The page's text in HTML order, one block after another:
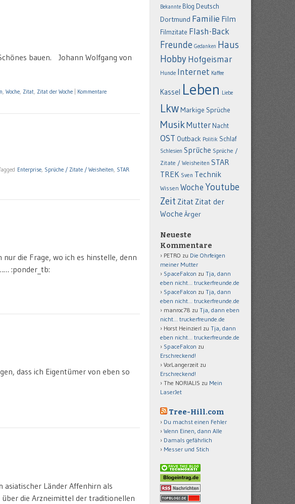
bauen. Johann Wolfgang von
Woche Zitat Zitat der Woche Kommentare
Enterprise Sprüche / Zitate / Weisheiten STAR
die Frage, wo ich es hinstelle, denn
:ponder_tb:
dass ich Eigentümer von eben so
Länder Affenhirn als
die Arzneimittel der traditionellen
Bekannte Blog Deutsch
Dortmund Familie Film
Filmzitate Flash-Back
Freunde Gedanken Haus
HobbyHofgeismar
Hunde Internet Kaffee
Kassel Leben Liebe
LkwMarkige Sprüche
MusikMutter Nacht
OST Outback Politik Schlaf
Schlesien Sprüche Sprüche /
Zitate / Weisheiten STAR
TREK Sven Technik
Wissen Woche Youtube
Zeit Zitat Zitat der
Woche Ärger
Neueste
Kommentare
PETRO zu Die Ohrfeigen
meiner Mutter
SpaceFalcon zu Tja, dann
eben nicht… truckerfreunde.de
SpaceFalcon zu Tja, dann
eben nicht… truckerfreunde.de
manroc78 zu Tja, dann eben
nicht… truckerfreunde.de
Horst Heinzierl zu Tja, dann
eben nicht… truckerfreunde.de
SpaceFalcon zu
Erschreckend!
VorLangerzeit zu
Erschreckend!
The NORIALIS zu Mein
LaserJet
Tree-Hill.com
Du machst einen Fehler
Wenn Einen, dann Alle
Damals gefährlich
Messer und Stich